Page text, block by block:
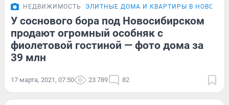
НЕДВИЖИМОСТЬ ЭЛИТНЫЕ ДОМА И КВАРТИРЫ В
У соснового бора под Новосибирском
продают огромный особняк с
фиолетовой гостиной — фото дома за
39 млн
17 марта, 2021, 07:50 23 789 82